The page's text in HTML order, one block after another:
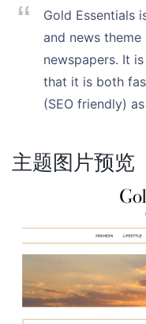
Gold Essentials
and news
newspapers. It
that it is both
(SEO friendly)
主题图片预览